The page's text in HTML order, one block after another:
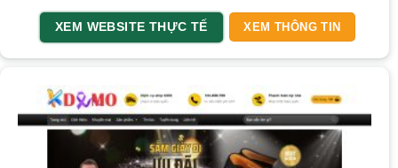
XEM WEBSITE THỰC TẾ XEM THÔNG TIN